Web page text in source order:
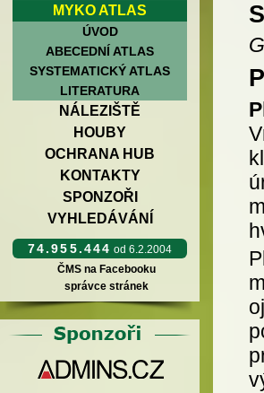
MYKO ATLAS
ÚVOD
ABECEDNÍ ATLAS
SYSTEMATICKÝ ATLAS
LITERATURA
NÁLEZIŠTĚ
HOUBY
OCHRANA HUB
KONTAKTY
SPONZOŘI
VYHLEDÁVÁNÍ
74.955.444 od 6.2.2004
ČMS na Facebooku
správce stránek